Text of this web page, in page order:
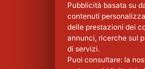
Pubblicità basata su
contenuti
delle prestazioni dei
annunci, ricerche sul
di servizi.
Puoi consultare: la